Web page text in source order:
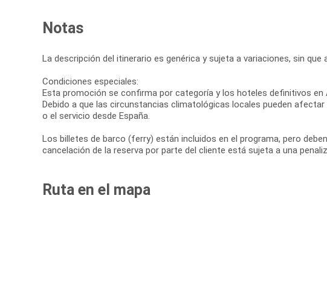
Notas
La descripción del itinerario es genérica y sujeta a variaciones, sin
Condiciones especiales:
Esta promoción se confirma por categoría y los hoteles definitivos
Debido a que las circunstancias climatológicas locales pueden
o el servicio desde España.
Los billetes de barco (ferry) están incluidos en el programa, pero
cancelación de la reserva por parte del cliente está sujeta a una
Ruta en el mapa